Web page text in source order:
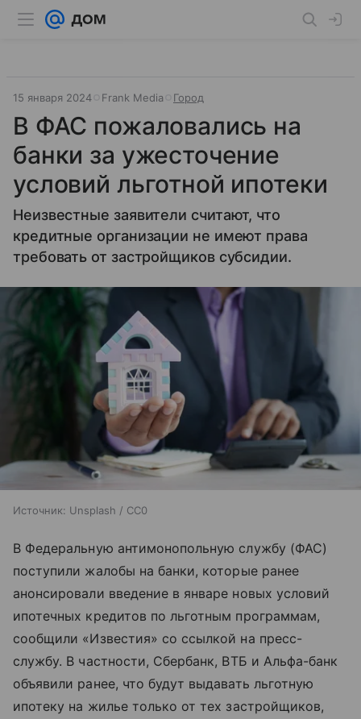
15 января 2024 Frank Media Город
В ФАС пожаловались на
банки за ужесточение
условий льготной ипотеки
Неизвестные заявители считают, что
кредитные организации не имеют права
требовать от застройщиков субсидии.
Источник: Unsplash / CC0
В Федеральную антимонопольную службу (ФАС)
поступили жалобы на банки, которые ранее
анонсировали введение в январе новых условий
ипотечных кредитов по льготным программам,
сообщили «Известия» со ссылкой на пресс-
службу. В частности, Сбербанк, ВТБ и Альфа-банк
объявили ранее, что будут выдавать льготную
ипотеку на жилье только от тех застройщиков,